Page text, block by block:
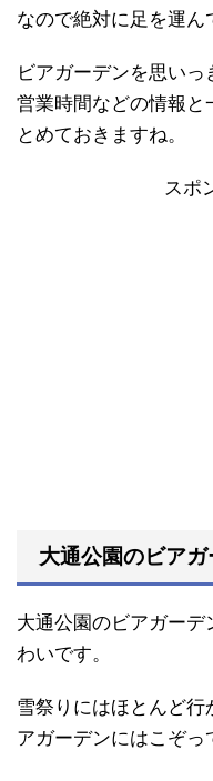
なので絶対に足を運ん
ビアガーデンを思い
営業時間などの情報と
とめておきますね。
スポ
大通公園のビア
大通公園のビアガー
わいです。
雪祭りにはほとんど
アガーデンにはこぞっ